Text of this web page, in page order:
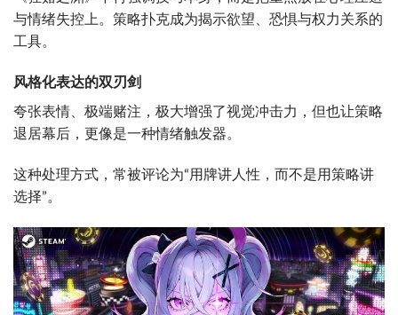
与情绪失控上。策略扑克成为揭示欲望、恐惧与权力关系的
工具。
风格化表达的双刃剑
夸张表情、极端赌注，极大增强了视觉冲击力，但也让策略
退居幕后，更像是一种情绪触发器。
这种处理方式，常被评论为“用牌讲人性，而不是用策略讲
选择”。